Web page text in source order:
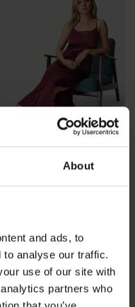
About
and ads, to
to analyse our traffic.
use of our site with
partners who
LIMITED